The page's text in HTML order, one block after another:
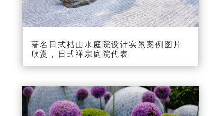
著名日式枯山水庭院设计实景案例图片
欣赏，日式禅宗庭院代表